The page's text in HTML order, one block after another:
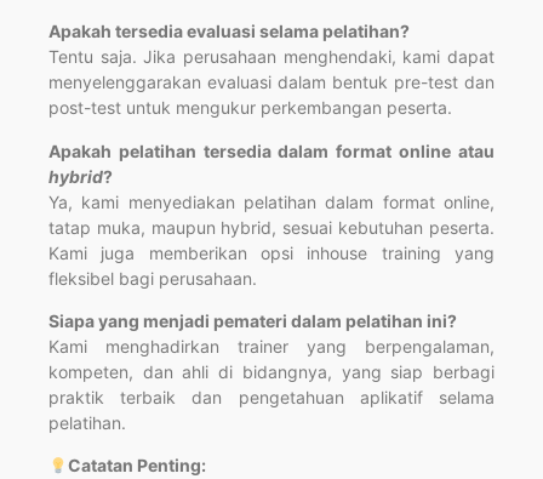
Apakah tersedia evaluasi selama pelatihan?
Tentu saja. Jika perusahaan menghendaki, kami dapat
menyelenggarakan evaluasi dalam bentuk pre-test dan
post-test untuk mengukur perkembangan peserta.
Apakah pelatihan tersedia dalam format online atau
hybrid?
Ya, kami menyediakan pelatihan dalam format online,
tatap muka, maupun hybrid, sesuai kebutuhan peserta.
Kami juga memberikan opsi inhouse training yang
fleksibel bagi perusahaan.
Siapa yang menjadi pemateri dalam pelatihan ini?
Kami menghadirkan trainer yang berpengalaman,
kompeten, dan ahli di bidangnya, yang siap berbagi
praktik terbaik dan pengetahuan aplikatif selama
pelatihan.
Catatan Penting: